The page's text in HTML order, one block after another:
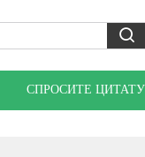
СПРОСИТЕ ЦИТАТУ